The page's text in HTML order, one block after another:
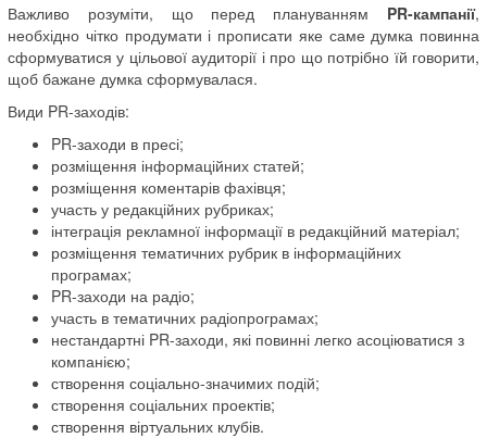
Важливо розуміти, що перед плануванням PR-кампанії,
необхідно чітко продумати і прописати яке саме думка повинна
сформуватися у цільової аудиторії і про що потрібно їй говорити,
щоб бажане думка сформувалася.
Види PR-заходів:
PR-заходи в пресі;
розміщення інформаційних статей;
розміщення коментарів фахівця;
участь у редакційних рубриках;
інтеграція рекламної інформації в редакційний матеріал;
розміщення тематичних рубрик в інформаційних
програмах;
PR-заходи на радіо;
участь в тематичних радіопрограмах;
нестандартні PR-заходи, які повинні легко асоціюватися з
компанією;
створення соціально-значимих подій;
створення соціальних проектів;
створення віртуальних клубів.